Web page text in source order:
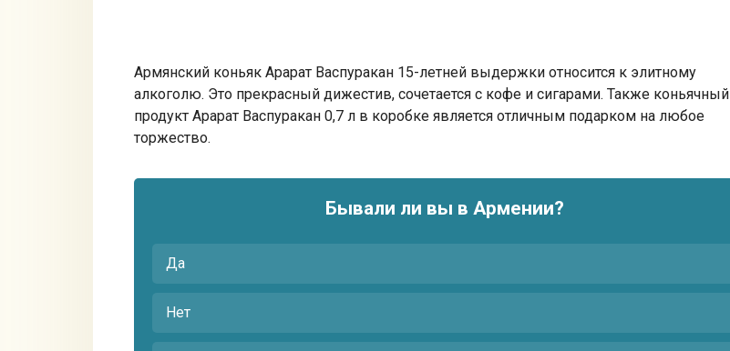
Армянский коньяк Арарат Васпуракан 15-летней выдержки относится к элитному
алкоголю. Это прекрасный дижестив, сочетается с кофе и сигарами. Также коньячный
продукт Арарат Васпуракан 0,7 л в коробке является отличным подарком на любое
торжество.
Бывали ли вы в Армении?
Да
Нет